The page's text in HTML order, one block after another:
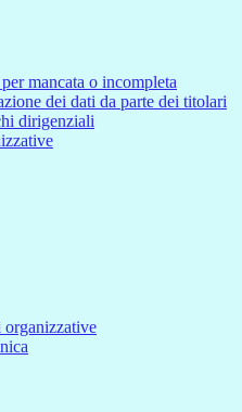
mancata o incompleta
dei dati da parte dei titolari
dirigenziali
organizzative